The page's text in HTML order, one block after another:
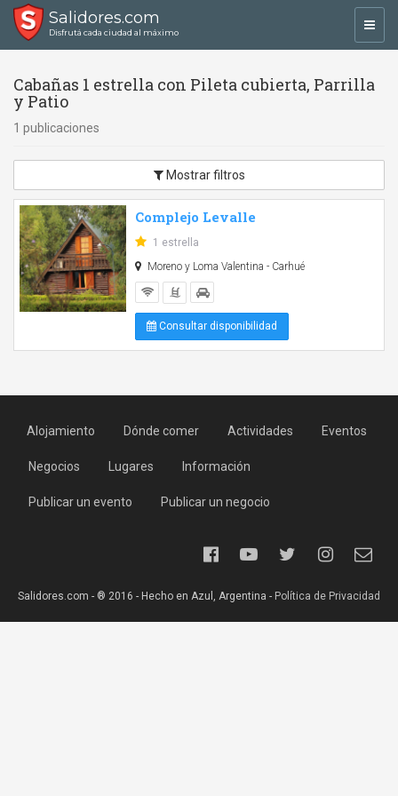
Salidores.com
Disfrutá cada ciudad al máximo
Cabañas 1 estrella con Pileta cubierta, Parrilla
y Patio
1 publicaciones
Mostrar filtros
Complejo Levalle
1 estrella
Moreno y Loma Valentina - Carhué
Consultar disponibilidad
Alojamiento Dónde comer Actividades Eventos
Negocios Lugares Información
Publicar un evento Publicar un negocio
Salidores.com - ® 2016 - Hecho en Azul, Argentina - Política de Privacidad